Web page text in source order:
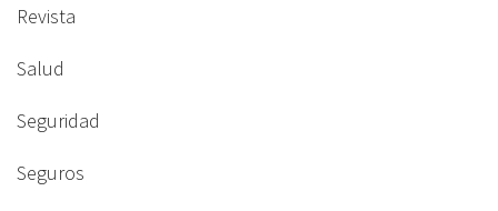
Revista
Salud
Seguridad
Seguros